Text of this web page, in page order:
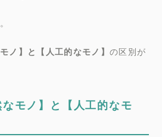
モノ】と【人工的なモノ】の区別が
モノ】と【人工的なモ